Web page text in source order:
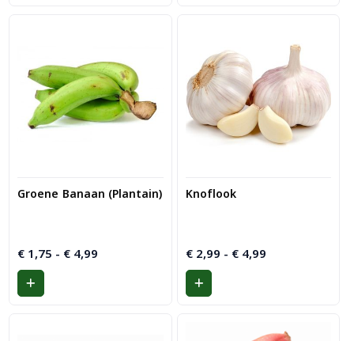
Groene Banaan (Plantain)
€ 1,75 - € 4,99
Knoflook
€2,99 - €4,99Prijsklasse: